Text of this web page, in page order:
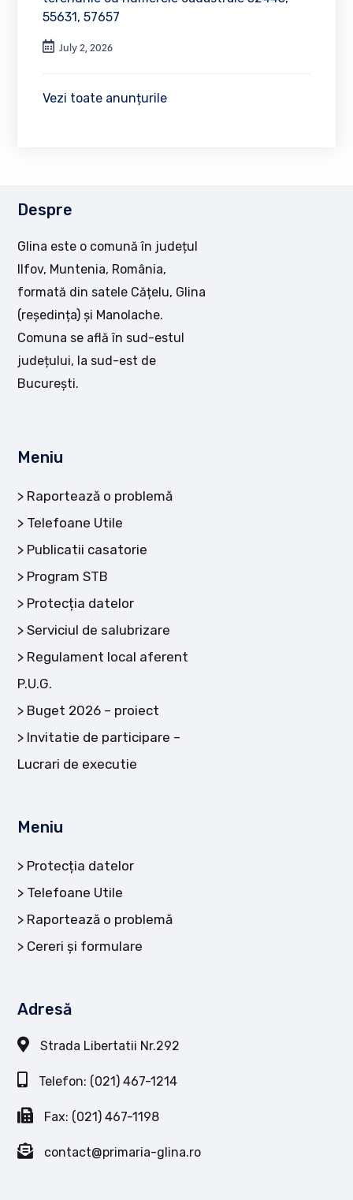
55631, 57657
July 2, 2026
Vezi toate anunțurile
Despre
Glina este o comună în județul
Ilfov, Muntenia, România,
formată din satele Cățelu, Glina
(reședința) și Manolache.
Comuna se află în sud-estul
județului, la sud-est de
București.
Meniu
Raportează o problemă
Telefoane Utile
Publicatii casatorie
Program STB
Protecția datelor
Serviciul de salubrizare
Regulament local aferent
P.U.G.
Buget 2026 – proiect
Invitatie de participare –
Lucrari de executie
Meniu
Protecția datelor
Telefoane Utile
Raportează o problemă
Cereri și formulare
Adresă
Strada Libertatii Nr.292
Telefon: (021) 467-1214
Fax: (021) 467-1198
contact@primaria-glina.ro